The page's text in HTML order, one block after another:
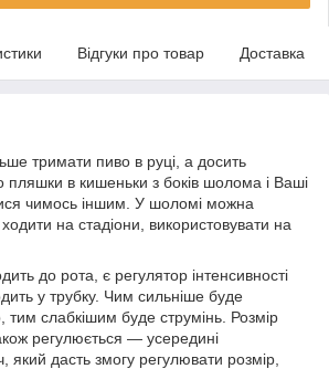
Відгуки про товар Доставка
тримати пиво в руці, а досить
пляшки в кишеньки з боків шолома і Ваші
чимось іншим. У шоломі можна
на стадіони, використовувати на
до рота, є регулятор інтенсивності
у трубку. Чим сильніше буде
тим слабкішим буде струмінь. Розмір
регулюється — усередині
який дасть змогу регулювати розмір,